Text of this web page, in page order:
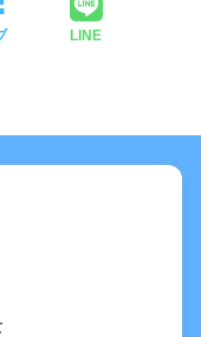
LINE